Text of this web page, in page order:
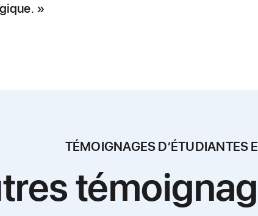
»
TÉMOIGNAGES D’ÉTUDIANTES